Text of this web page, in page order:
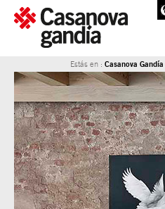
Estás en : Casanova Gandía